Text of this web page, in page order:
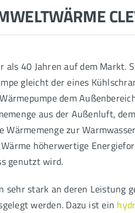
als 40 Jahren auf dem Markt.
gleicht der eines
dem
aus der Außenluft,
Wärmemenge zur
höherwertige
genutzt wird.
sehr stark an deren Leistung
werden. Dazu ist ein